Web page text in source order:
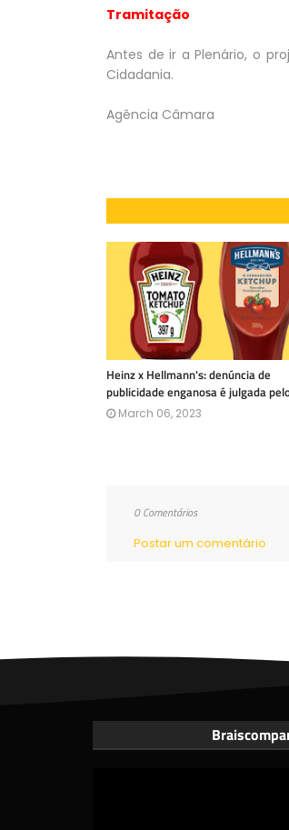
Tramitação
Antes de ir a Plenário, o
Cidadania.
Agência Câmara
Heinz x Hellmann's: denúncia de
publicidade enganosa é julgada
March 06, 2023
0 Comentários
Postar um comentário